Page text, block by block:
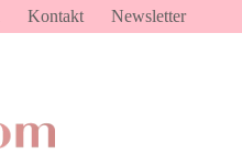
Kontakt Newsletter